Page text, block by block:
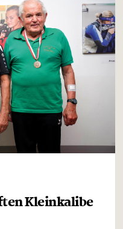
Kleinkalibe